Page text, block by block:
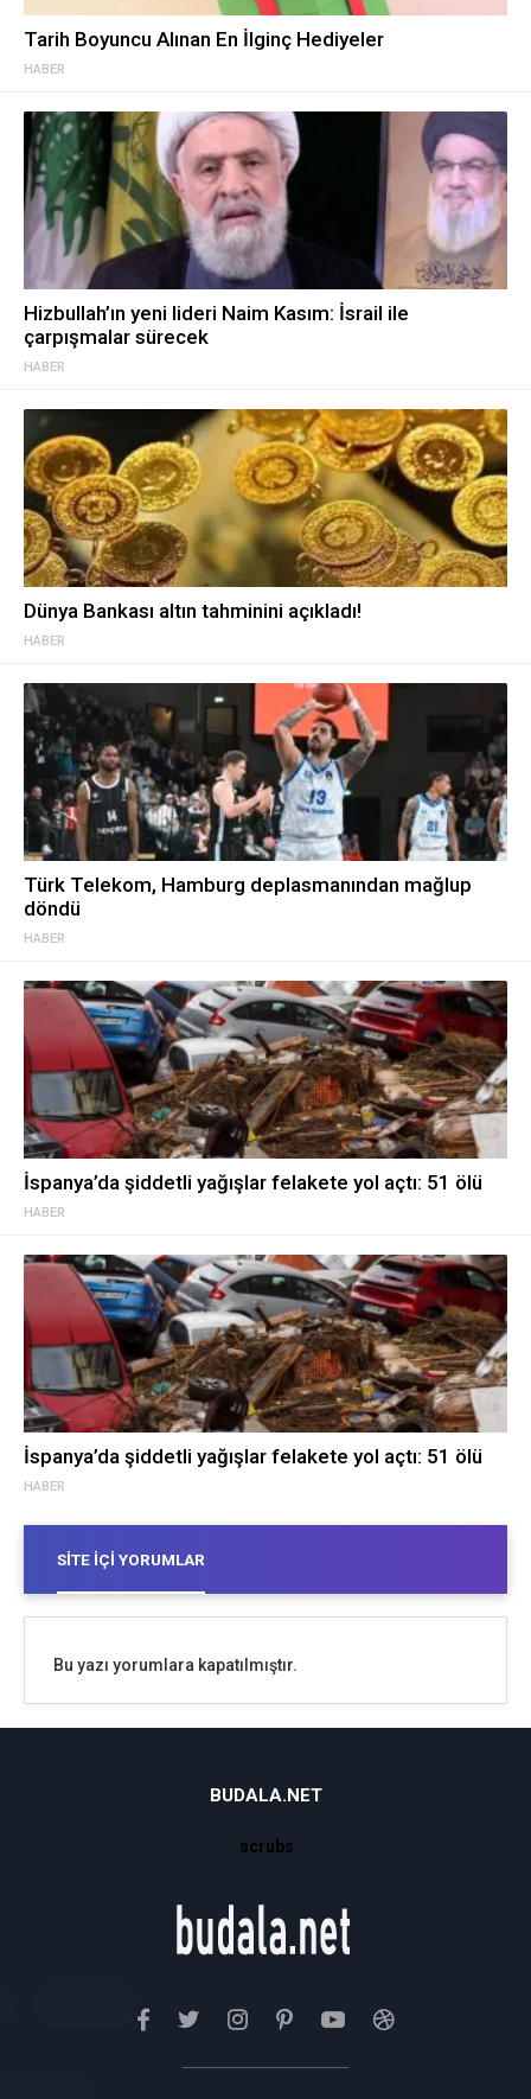
HABER
Tarih Boyuncu Alınan En İlginç Hediyeler
HABER
Hizbullah’ın yeni lideri Naim Kasım: İsrail ile
çarpışmalar sürecek
HABER
Dünya Bankası altın tahminini açıkladı!
HABER
Türk Telekom, Hamburg deplasmanından mağlup
döndü
HABER
İspanya’da şiddetli yağışlar felakete yol açtı: 51 ölü
HABER
İspanya’da şiddetli yağışlar felakete yol açtı: 51 ölü
SITE İÇI YORUMLAR
Bu yazı yorumlara kapatılmıştır.
BUDALA.NET
scrubs